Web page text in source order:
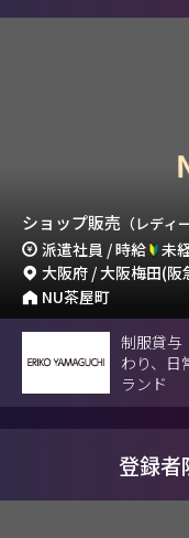
ショップ販売 （レディ
派遣社員 / 時給 未
大阪府 / 大阪梅田(阪
NU茶屋町
制服貸与
わり、日
ランド
登録者